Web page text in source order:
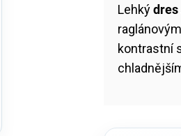
Lehkýdres
kontrastní